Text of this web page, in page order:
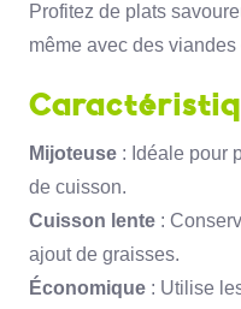
Profitez de plats
même avec des viandes
Mijoteuse : Idéale pour
de cuisson.
Cuisson lente :
ajout de graisses.
Économique : Utilise